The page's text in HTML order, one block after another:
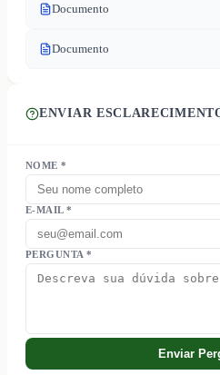
Documento
Documento
ENVIAR
NOME *
E-MAIL *
PERGUNTA *
Enviar